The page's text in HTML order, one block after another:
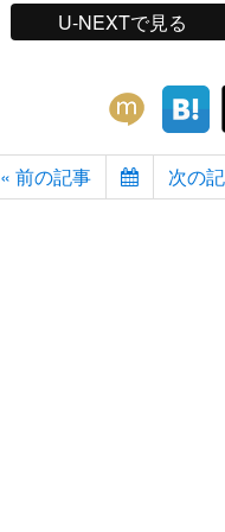
U-NEXTで見る
« 前の記事 次の